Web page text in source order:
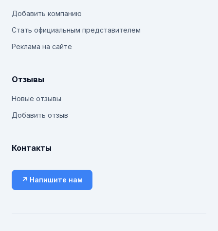
Добавить компанию
Стать официальным представителем
Реклама на сайте
Отзывы
Новые отзывы
Добавить отзыв
Контакты
↗ Напишите нам